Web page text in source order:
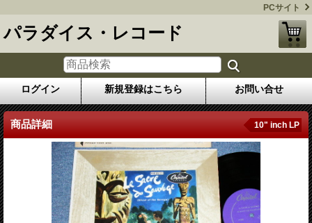
PCサイト
パラダイス・レコード
ログイン 新規登録はこちら お問い合せ
商品詳細 10" inch LP